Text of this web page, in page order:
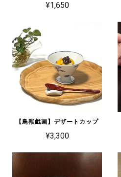
¥1,650
【鳥獣戯画】デザートカップ
¥3,300